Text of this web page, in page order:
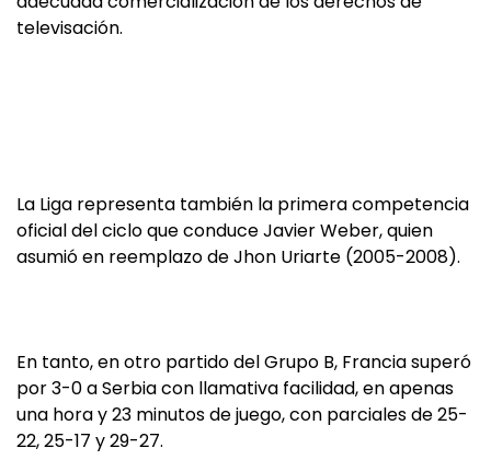
televisación.
La Liga representa también la primera competencia
oficial del ciclo que conduce Javier Weber, quien
asumió en reemplazo de Jhon Uriarte (2005-2008).
En tanto, en otro partido del Grupo B, Francia superó
por 3-0 a Serbia con llamativa facilidad, en apenas
una hora y 23 minutos de juego, con parciales de 25-
22, 25-17 y 29-27.